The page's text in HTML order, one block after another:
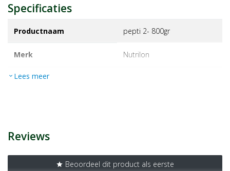
Specificaties
Productnaam pepti 2- 800gr
Merk nutrilon
EAN
expand_more Lees meer
Reviews
star Beoordeel dit product als eerste